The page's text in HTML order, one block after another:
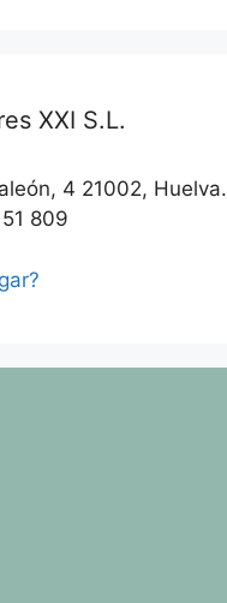
XXI S.L.
4 21002, Huelva.
809